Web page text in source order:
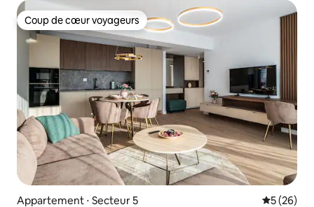
Coup de cœur voyageurs
Coup de cœur voyageurs
Appartement ⋅ Secteur 5
5 (26)